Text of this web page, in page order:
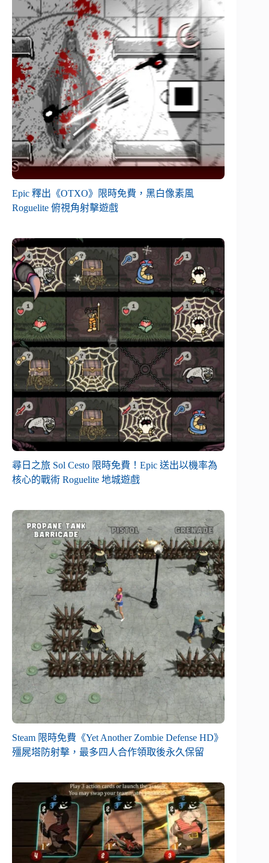
Epic 釋出《OTXO》限時免費，黑白像素風
Roguelite 俯視角射擊遊戲
尋日之旅 Sol Cesto 限時免費！Epic 送出以機率為
核心的戰術 Roguelite 地城遊戲
Steam 限時免費《Yet Another Zombie Defense HD》
殭屍塔防射擊，最多四人合作領取後永久保留